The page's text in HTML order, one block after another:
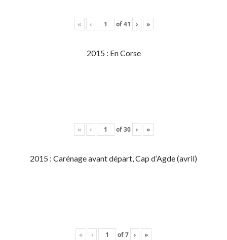
« ‹ of41 › »
2015 : En Corse
« ‹ of30 › »
2015 : Carénage avant départ, Cap d’Agde (avril)
« ‹ of7 › »